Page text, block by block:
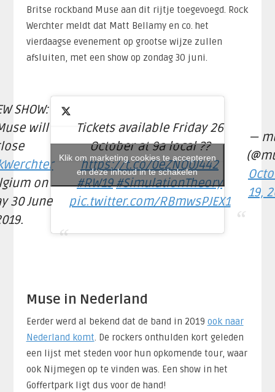
Britse rockband Muse aan dit rijtje toegevoegd. Rock
Werchter meldt dat Matt Bellamy en co. het
vierdaagse evenement op grootse wijze zullen
afsluiten, met een show op zondag 30 juni.
SHOW:
will
on
30 June
Tickets available Friday 26
October at 9a local ??
https://t.co/0eZNQ0J442
#RW19 #SimulationTheory
pic.twitter.com/RBmwsPJEX1
—
19,
Klik om marketing cookies te accepteren
en deze inhoud in te schakelen
Muse in Nederland
Eerder werd al bekend dat de band in 2019 ook naar
Nederland komt. De rockers onthulden kort geleden
een lijst met steden voor hun opkomende tour, waar
ook Nijmegen op te vinden was. Een show in het
Goffertpark ligt dus voor de hand!